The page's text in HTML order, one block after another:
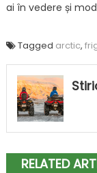
ai în vedere și
Tagged arctic,
RELATED